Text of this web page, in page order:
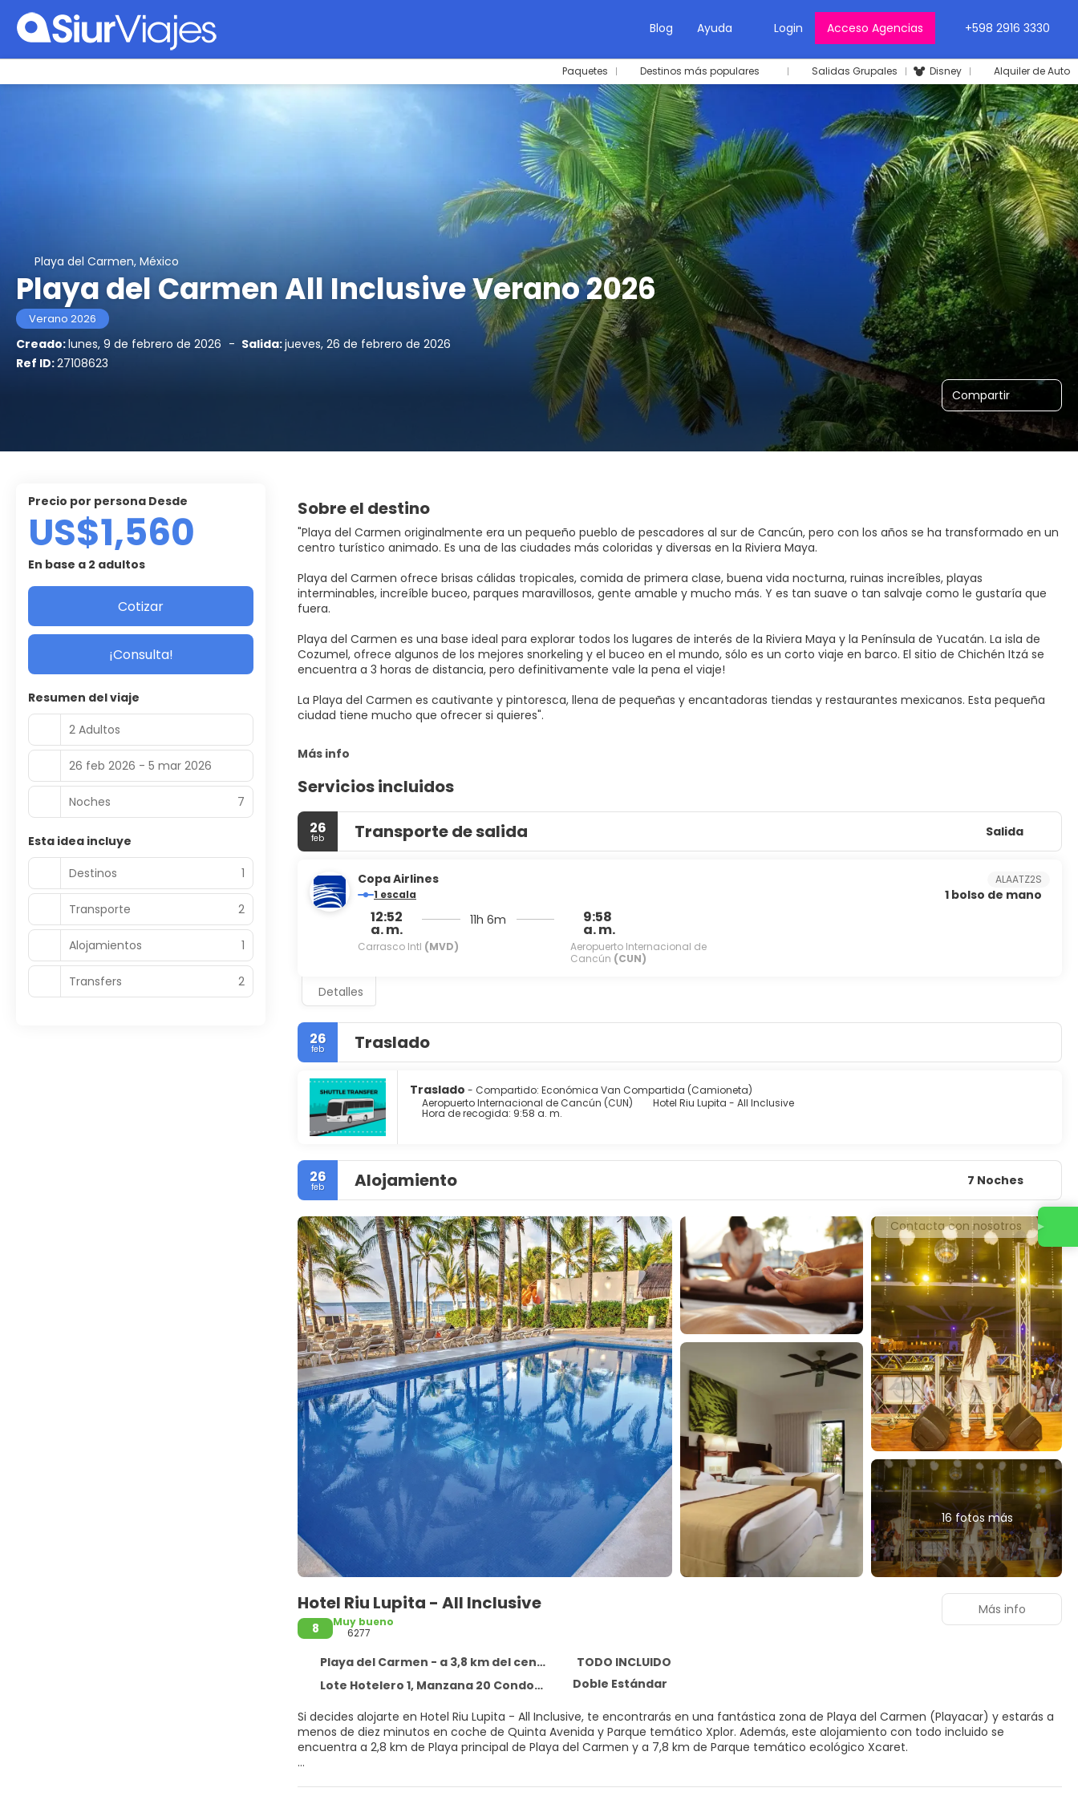
Blog Ayuda Login Acceso Agencias +598 2916 3330
Paquetes Destinos más populares Salidas Grupales Disney Alquiler de Auto
Playa del Carmen, México
Playa del Carmen All Inclusive Verano 2026
Verano 2026
Creado:lunes, 9 de febrero de 2026 - Salida:jueves, 26 de febrero de 2026
Ref ID:27108623
Compartir
Sobre el destino
"Playa del Carmen originalmente era un pequeño pueblo de pescadores al sur de Cancún, pero con los años se ha transformado en un
centro turístico animado. Es una de las ciudades más coloridas y diversas en la Riviera Maya.
Playa del Carmen ofrece brisas cálidas tropicales, comida de primera clase, buena vida nocturna, ruinas increíbles, playas
interminables, increíble buceo, parques maravillosos, gente amable y mucho más. Y es tan suave o tan salvaje como le gustaría que
fuera.
Playa del Carmen es una base ideal para explorar todos los lugares de interés de la Riviera Maya y la Península de Yucatán. La isla de
Cozumel, ofrece algunos de los mejores snorkeling y el buceo en el mundo, sólo es un corto viaje en barco. El sitio de Chichén Itzá se
encuentra a 3 horas de distancia, pero definitivamente vale la pena el viaje!
La Playa del Carmen es cautivante y pintoresca, llena de pequeñas y encantadoras tiendas y restaurantes mexicanos. Esta pequeña
ciudad tiene mucho que ofrecer si quieres".
Más info
Servicios incluidos
26
feb Transporte de salida Salida
Copa Airlines
1 escala
12:52
a. m.
Carrasco Intl (MVD)
11h 6m 9:58
a. m.
Aeropuerto Internacional de
Cancún (CUN)
ALAATZ2S
1 bolso de mano
Detalles
26
feb Traslado
Traslado - Compartido: Económica Van Compartida (Camioneta)
Aeropuerto Internacional de Cancún (CUN)
Hotel Riu Lupita - All Inclusive
Hora de recogida: 9:58 a. m.
26
feb Alojamiento 7 Noches
16 fotos más
Hotel Riu Lupita - All Inclusive
8
Muy bueno
6277
Playa del Carmen - a 3,8 km del centro
TODO INCLUIDO
Lote Hotelero 1, Manzana 20 Condominios Playacar, Playa del Carmen 77710
Doble Estándar
Si decides alojarte en Hotel Riu Lupita - All Inclusive, te encontrarás en una fantástica zona de Playa del Carmen (Playacar) y estarás a
menos de diez minutos en coche de Quinta Avenida y Parque temático Xplor. Además, este alojamiento con todo incluido se
encuentra a 2,8 km de Playa principal de Playa del Carmen y a 7,8 km de Parque temático ecológico Xcaret.
Más info
precio por persona Desde
US$1,560
En base a 2 adultos
Cotizar
¡Consulta!
Resumen del viaje
2 Adultos
26 feb 2026 - 5 mar 2026
Noches 7
Esta idea incluye
Destinos
1
Transporte 2
Alojamientos 1
Transfers 2
Contacta con nosotros